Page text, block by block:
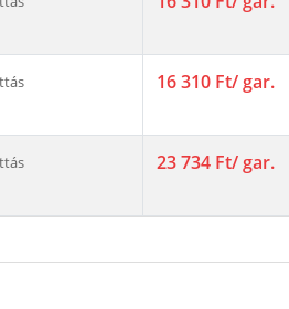
16 310 Ft/ gar.
23 734 Ft/ gar.